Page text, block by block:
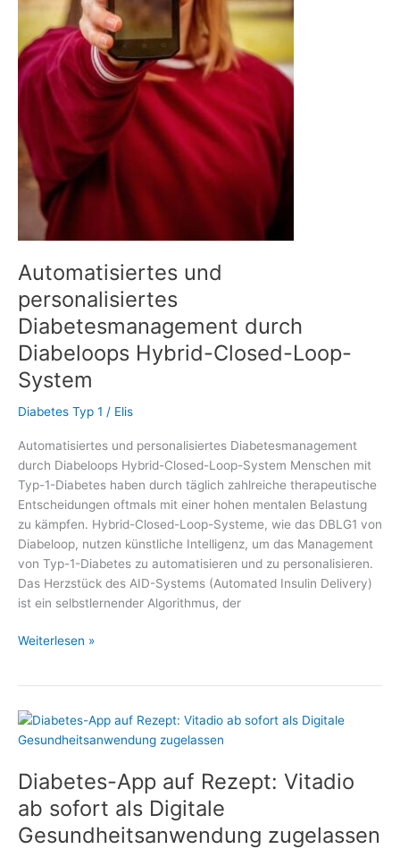
Automatisiertes und
personalisiertes
Diabetesmanagement durch
Diabeloops Hybrid-Closed-Loop-
System
Diabetes Typ 1 / Elis
Automatisiertes und personalisiertes Diabetesmanagement
durch Diabeloops Hybrid-Closed-Loop-System Menschen mit
Typ-1-Diabetes haben durch täglich zahlreiche therapeutische
Entscheidungen oftmals mit einer hohen mentalen Belastung
zu kämpfen. Hybrid-Closed-Loop-Systeme, wie das DBLG1 von
Diabeloop, nutzen künstliche Intelligenz, um das Management
von Typ-1-Diabetes zu automatisieren und zu personalisieren.
Das Herzstück des AID-Systems (Automated Insulin Delivery)
ist ein selbstlernender Algorithmus, der
Automatisiertes
durch
Diabeloops
Closed-
Loop-
System
Weiterlesen »
Diabetes-App auf Rezept: Vitadio
ab sofort als Digitale
Gesundheitsanwendung zugelassen